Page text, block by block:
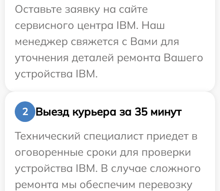
Оставьте заявку на сайте
сервисного центра IBM. Наш
менеджер свяжется с Вами для
уточнения деталей ремонта Вашего
устройства IBM.
2
Выезд курьера за 35 минут
Технический специалист приедет в
оговоренные сроки для проверки
устройства IBM. В случае сложного
ремонта мы обеспечим перевозку